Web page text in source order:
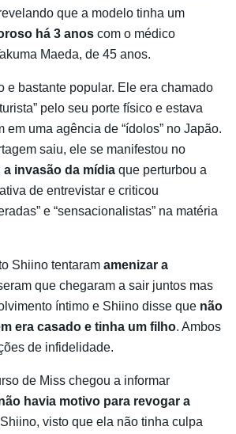
que a modelo tinha um
há 3 anos com o médico
Maeda, de 45 anos.
e bastante popular. Ele era chamado
pelo seu porte físico e estava
em uma agência de “ídolos” no Japão.
saiu, ele se manifestou no
invasão da mídia que perturbou a
de entrevistar e criticou
e “sensacionalistas” na matéria
Shiino tentaram amenizar a
que chegaram a sair juntos mas
íntimo e Shiino disse que não
era casado e tinha um filho. Ambos
de infidelidade.
de Miss chegou a informar
havia motivo para revogar a
visto que ela não tinha culpa